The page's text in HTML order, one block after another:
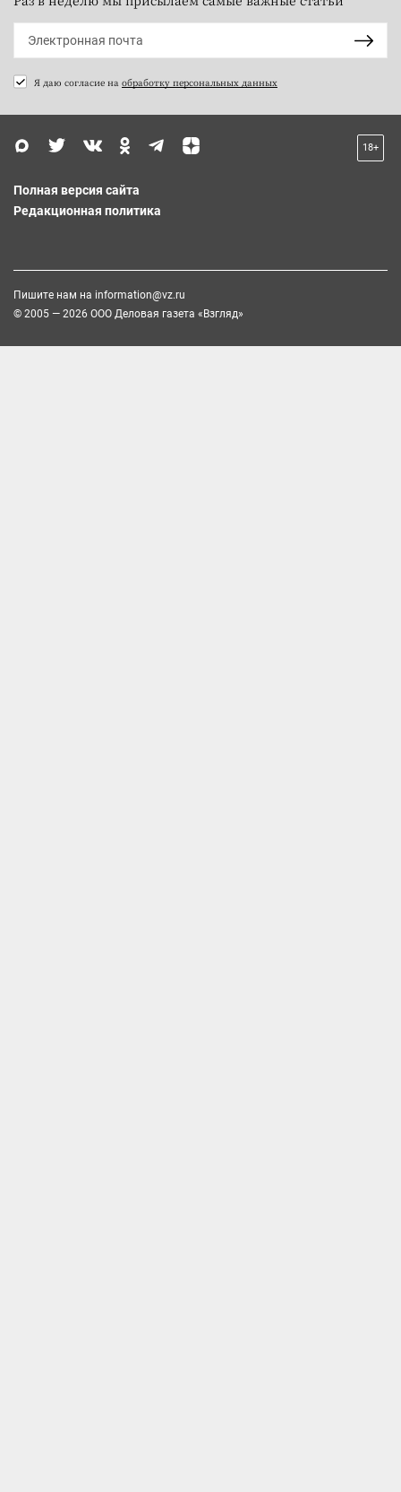
Я даю согласие на обработку персональных данных
18+
Полная версия сайта
Редакционная политика
Пишите нам на information@vz.ru
© 2005 — 2026 ООО Деловая газета «Взгляд»